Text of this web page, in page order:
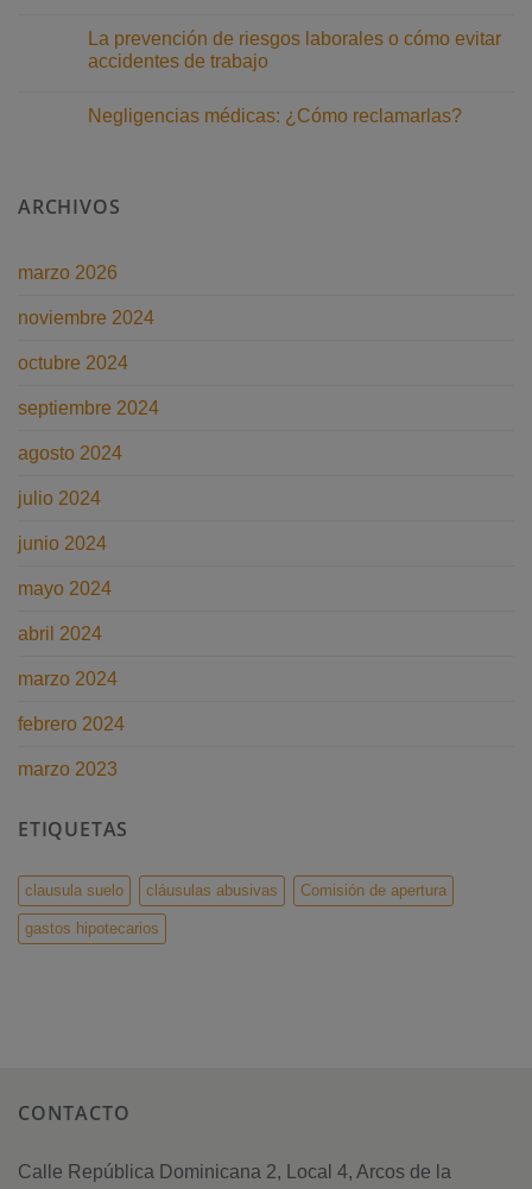
Segunda
Oportunidad
comentarios
Delito
de
pensiones:
La prevención de riesgos laborales o cómo evitar
accidentes de trabajo
comentarios
laborales
accidentes
Negligencias médicas: ¿Cómo reclamarlas?
Negligencias
médicas:
ARCHIVOS
marzo 2026
noviembre 2024
octubre 2024
septiembre 2024
agosto 2024
julio 2024
junio 2024
mayo 2024
abril 2024
marzo 2024
febrero 2024
marzo 2023
ETIQUETAS
clausula suelo cláusulas abusivas Comisión de apertura
gastos hipotecarios
CONTACTO
Calle República Dominicana 2, Local 4, Arcos de la